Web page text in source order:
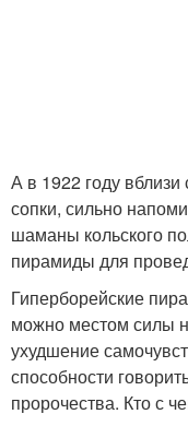
А в 1922 году
сопки, сильно
шаманы кольского
пирамиды для
Гиперборейские
можно местом силы
ухудшение
способности
пророчества. Кто с